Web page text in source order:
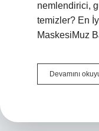
nemlendirici,
temizler? En
MaskesiMuz
Devamını